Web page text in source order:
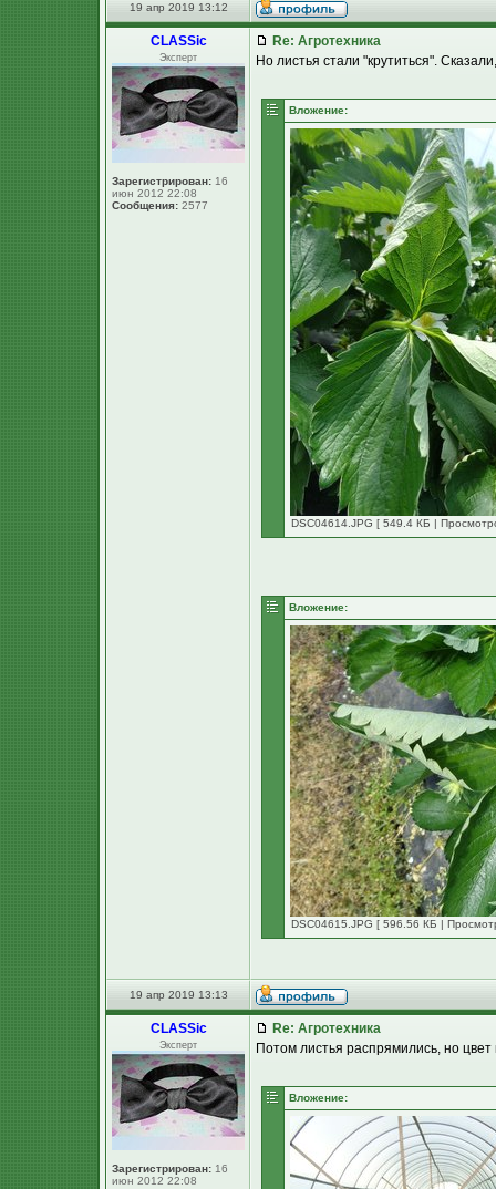
19 апр 2019 13:12
CLASSic
Эксперт
Зарегистрирован: 16
июн 2012 22:08
Сообщения: 2577
Re: Агротехника
Но листья стали "крутиться".
Вложение:
DSC04614.JPG [ 549.4 КБ |
Вложение:
DSC04615.JPG [ 596.56 КБ |
19 апр 2019 13:13
CLASSic
Эксперт
Зарегистрирован: 16
июн 2012 22:08
Re: Агротехника
Потом листья распрямились, но
Вложение: